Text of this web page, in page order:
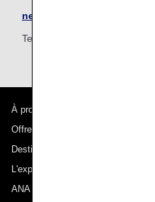
near equal
Tel :
À propos d'ANA
Offres et annonces
Destinations desservies
L'expérience ANA
ANA Mileage Club